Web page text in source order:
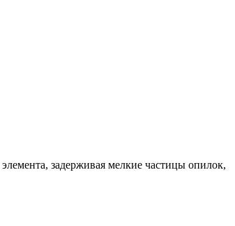
задерживая мелкие частицы опилок,